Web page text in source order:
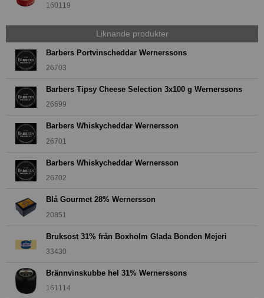
160119
Liknande produkter
Barbers Portvinscheddar Wernerssons
26703
Barbers Tipsy Cheese Selection 3x100 g Wernerssons
26699
Barbers Whiskycheddar Wernersson
26701
Barbers Whiskycheddar Wernersson
26702
Blå Gourmet 28% Wernersson
20851
Bruksost 31% från Boxholm Glada Bonden Mejeri
33430
Brännvinskubbe hel 31% Wernerssons
161114